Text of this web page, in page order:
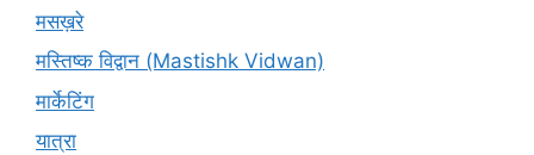
मसख़रे
मस्तिष्क विद्वान (Mastishk Vidwan)
मार्केटिंग
यात्रा